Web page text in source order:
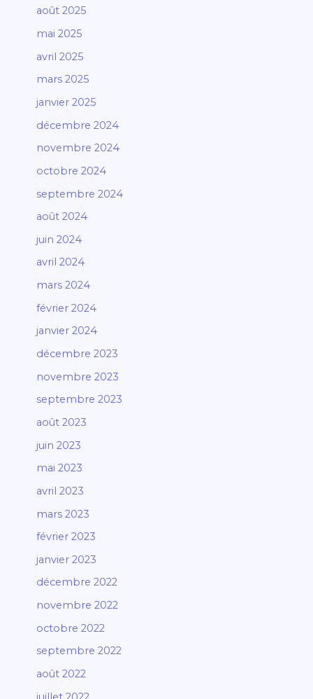
août 2025
mai 2025
avril 2025
mars 2025
janvier 2025
décembre 2024
novembre 2024
octobre 2024
septembre 2024
août 2024
juin 2024
avril 2024
mars 2024
février 2024
janvier 2024
décembre 2023
novembre 2023
septembre 2023
août 2023
juin 2023
mai 2023
avril 2023
mars 2023
février 2023
janvier 2023
décembre 2022
novembre 2022
octobre 2022
septembre 2022
août 2022